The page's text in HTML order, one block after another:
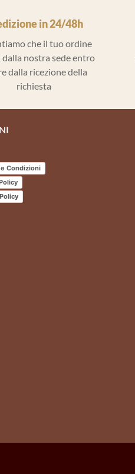
in 24/48h
che il tuo ordine
nostra sede entro
dalla ricezione della
richiesta
Condizioni